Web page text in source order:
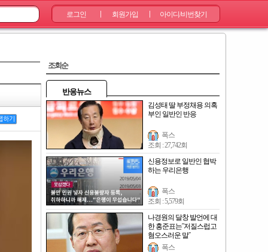
로그인 회원가입 아이디/비번찾기
하기
조회순
반응뉴스
김성태 딸 부정채용 의혹
부인 일반인 반응
폭스
조회 : 27,742회
신용정보로 일반인 협박
하는 우리은행
폭스
조회 : 5,579회
나경원의 달창 발언에 대
한 홍준표는˝저질스럽고
혐오스러운 말˝
폭스